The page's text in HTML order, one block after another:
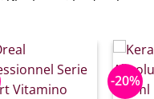
-20%